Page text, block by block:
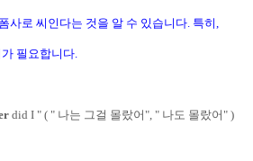
사로 씨인다는 것을 알 수 있습니다. 특히,
필요합니다.
did I " ( " 나는 그걸 몰랐어", " 나도 몰랐어" )